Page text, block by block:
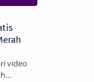
video